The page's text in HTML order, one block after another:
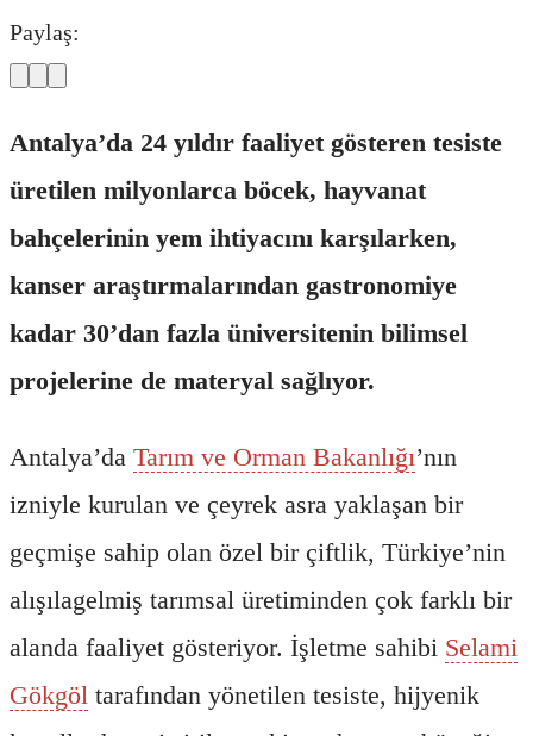
Paylaş:
Antalya’da 24 yıldır faaliyet gösteren tesiste
üretilen milyonlarca böcek, hayvanat
bahçelerinin yem ihtiyacını karşılarken,
kanser araştırmalarından gastronomiye
kadar 30’dan fazla üniversitenin bilimsel
projelerine de materyal sağlıyor.
Antalya’da Tarım ve Orman Bakanlığı’nın
izniyle kurulan ve çeyrek asra yaklaşan bir
geçmişe sahip olan özel bir çiftlik, Türkiye’nin
alışılagelmiş tarımsal üretiminden çok farklı bir
alanda faaliyet gösteriyor. İşletme sahibi Selami
Gökgöl tarafından yönetilen tesiste, hijyenik